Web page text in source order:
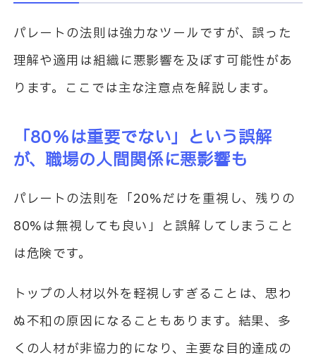
パレートの法則は強力なツールですが、誤った
理解や適用は組織に悪影響を及ぼす可能性があ
ります。ここでは主な注意点を解説します。
「80%は重要でない」という誤解
が、職場の人間関係に悪影響も
パレートの法則を「20%だけを重視し、残りの
80%は無視しても良い」と誤解してしまうこと
は危険です。
トップの人材以外を軽視しすぎることは、思わ
ぬ不和の原因になることもあります。結果、多
くの人材が非協力的になり、主要な目的達成の